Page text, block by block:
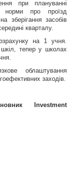
при плануванні
норми про проїзд
зберігання засобів
кварталу.
на 1 учня.
шкіл, тепер у школах
облаштування
заходів.
Investment